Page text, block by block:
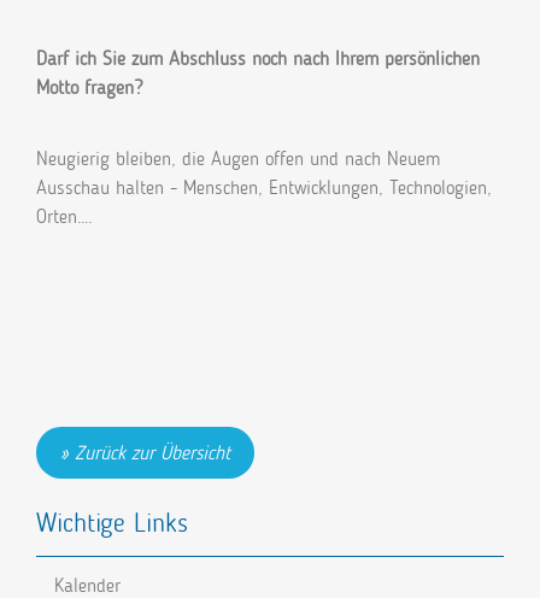
Darf ich Sie zum Abschluss noch nach Ihrem persönlichen
Motto fragen?
Neugierig bleiben, die Augen offen und nach Neuem
Ausschau halten - Menschen, Entwicklungen, Technologien,
Orten….
Zurück zur Übersicht
Wichtige Links
Kalender